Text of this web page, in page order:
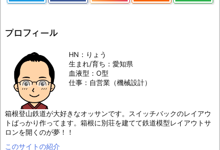
プロフィール
HN：りょう
生まれ/育ち：愛知県
血液型：O型
仕事：自営業（機械設計）
箱根登山鉄道が大好きなオッサンです。スイッチバックのレイアウ
トばっかり作ってます。箱根に別荘を建てて鉄道模型レイアウトサ
ロンを開くのが夢！！
このサイトの紹介